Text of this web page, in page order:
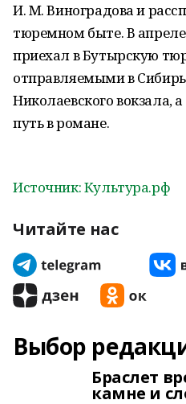
И. М. Виноградова и
тюремном быте. В
приехал в Бутырскую
отправляемыми в
Николаевского вокзала,
путь в романе.
Источник: Культура.рф
Читайте нас
Выбор
Браслет
камне и